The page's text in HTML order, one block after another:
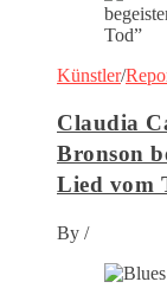
Künstler/
Claudia
Bronson
Lied vom
By /